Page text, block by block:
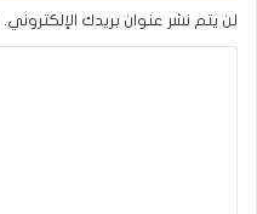
لن يتم نشر عنوان بريدك الإلكتروني.